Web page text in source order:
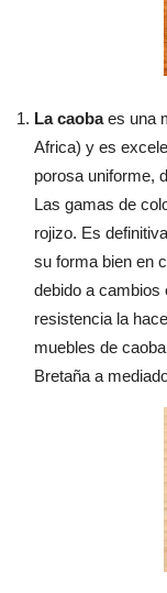
La caobaes una
Africa) y es
porosa uniforme,
Las gamas de
rojizo. Es
su forma bien en
debido a cambios
resistencia la
muebles de
Bretaña a